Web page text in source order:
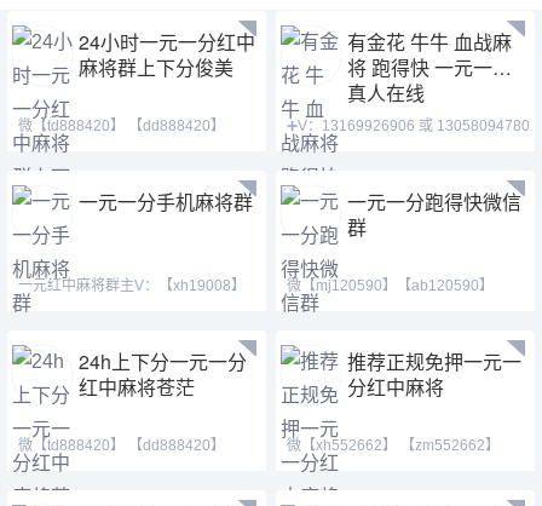
24小时一元一分红中
麻将群上下分俊美
微【td888420】 【dd888420】
【td21155】等风也等你。
有金花 牛牛 血战麻
将 跑得快 一元一分
真人在线
➕V：13169926906 或 13058094780
QQ:3122617673 主
一元一分手机麻将群
一元红中麻将群主V：【xh19008】
【xh29008】【tj19008】
一元一分跑得快微信
群
微【mj120590】【ab120590】
【mj191717】七年稳定老群
24h上下分一元一分
红中麻将苍茫
微【td888420】 【dd888420】
【td21155】红中麻将 跑
推荐正规免押一元一
分红中麻将
微【xh552662】 【zm552662】
【qq1438079643】一元一